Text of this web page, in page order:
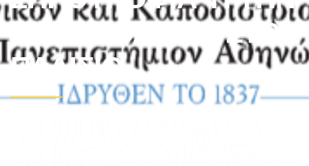
ΝΤΟΜΟΛΟΓΊΑ ΣΤΟ Π
ΛΑΊΣΙΟ